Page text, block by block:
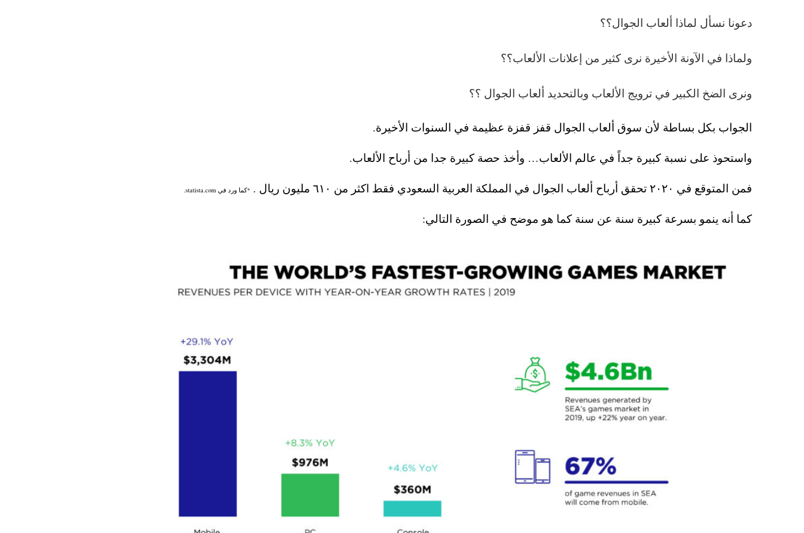
دعونا نسأل لماذا ألعاب الجوال؟؟
ولماذا في الآونة الأخيرة نرى كثير من إعلانات الألعاب؟؟
ونرى الضخ الكبير في ترويج الألعاب وبالتحديد ألعاب الجوال ؟؟
الجواب بكل بساطة لأن سوق ألعاب الجوال قفز قفزة عظيمة في السنوات الأخيرة.
واستحوذ على نسبة كبيرة جداً في عالم الألعاب… وأخذ حصة كبيرة جدا من أرباح الألعاب.
فمن المتوقع في ٢٠٢٠ تحقق أرباح ألعاب الجوال في المملكة العربية السعودي فقط اكثر من ٦١٠ مليون ريال . *كما ورد في statista.com.
كما أنه ينمو بسرعة كبيرة سنة عن سنة كما هو موضح في الصورة التالي: